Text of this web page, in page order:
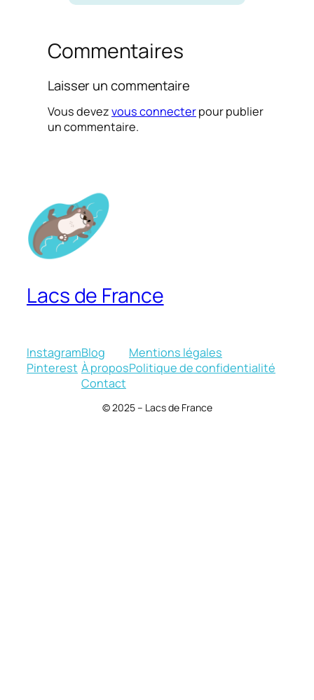
Commentaires
Laisser un commentaire
Vous devezvous connecterpour publier
un commentaire.
Lacs de France
Instagram
Pinterest
Blog
À propos
Contact
Mentions légales
Politique de confidentialité
© 2025 – Lacs de France